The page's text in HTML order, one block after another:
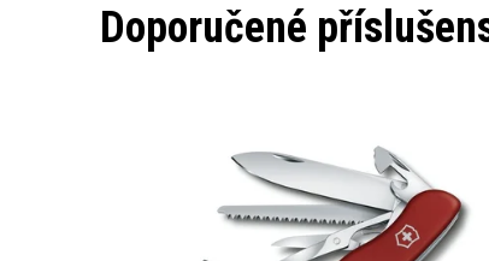
Doporučené